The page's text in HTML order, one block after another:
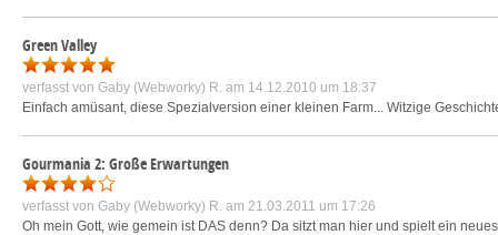
Green Valley
verfasst von Gaby (Webworky) R. am 14.12.2010 um 18:37
Einfach amüsant, diese Spezialversion einer kleinen Farm... Witzige
Gourmania 2: Große Erwartungen
verfasst von Gaby (Webworky) R. am 21.03.2011 um 17:26
Oh mein Gott, wie gemein ist DAS denn? Da sitzt man hier und spielt ein